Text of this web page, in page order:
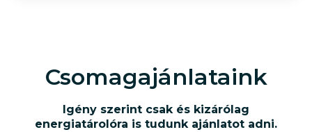
Csomagajánlataink
Igény szerint csak és kizárólag
energiatárolóra is tudunk ajánlatot adni.